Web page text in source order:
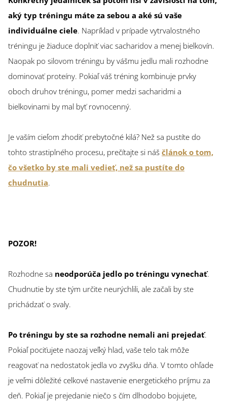
aký typ tréningu máte za sebou a aké sú vaše
individuálne ciele. Napríklad v prípade vytrvalostného
tréningu je žiaduce doplniť viac sacharidov a menej bielkovín.
Naopak po silovom tréningu by vášmu jedlu mali rozhodne
dominovať proteíny. Pokiaľ váš tréning kombinuje prvky
oboch druhov tréningu, pomer medzi sacharidmi a
bielkovinami by mal byť rovnocenný.
Je vaším cieľom zhodiť prebytočné kilá? Než sa pustíte do
tohto strastiplného procesu, prečítajte si náš článok o tom,
čo všetko by ste mali vedieť, než sa pustíte do
chudnutia.
POZOR!
Rozhodne sa neodporúča jedlo po tréningu vynechať.
Chudnutie by ste tým určite neurýchlili, ale začali by ste
prichádzať o svaly.
Po tréningu by ste sa rozhodne nemali ani prejedať.
Pokiaľ pociťujete naozaj veľký hlad, vaše telo tak môže
reagovať na nedostatok jedla vo zvyšku dňa. V tomto ohľade
je veľmi dôležité celkové nastavenie energetického príjmu za
deň. Pokiaľ je prejedanie niečo s čím dlhodobo bojujete,